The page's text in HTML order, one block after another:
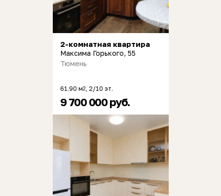
2-комнатная квартира
Максима Горького, 55
Тюмень
61.90 м2 , 2/10 эт.
9 700 000 руб.